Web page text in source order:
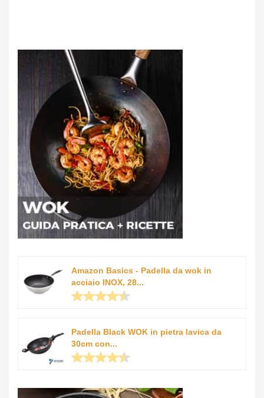
Amazon Basics - Padella da wok in
acciaio INOX, 28...
Padella Black WOK in pietra lavica da
30cm con...